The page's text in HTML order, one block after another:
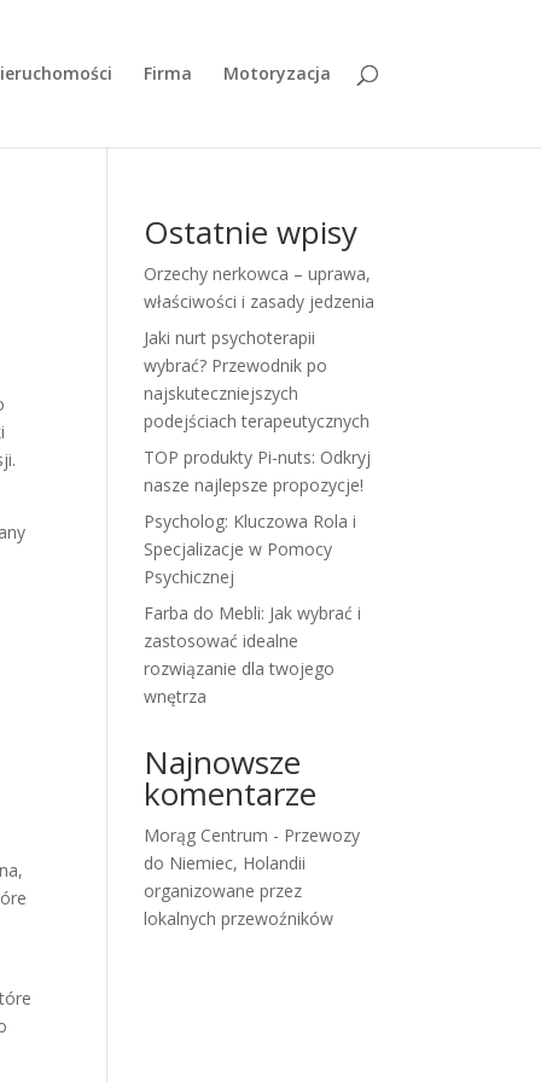
Firma Motoryzacja
Ostatnie wpisy
Orzechy nerkowca – uprawa,
właściwości i zasady jedzenia
Jaki nurt psychoterapii
wybrać? Przewodnik po
najskuteczniejszych
podejściach terapeutycznych
TOP produkty Pi-nuts: Odkryj
nasze najlepsze propozycje!
Psycholog: Kluczowa Rola i
Specjalizacje w Pomocy
Psychicznej
Farba do Mebli: Jak wybrać i
zastosować idealne
rozwiązanie dla twojego
wnętrza
Najnowsze
komentarze
Morąg Centrum - Przewozy
do Niemiec, Holandii
organizowane przez
lokalnych przewoźników